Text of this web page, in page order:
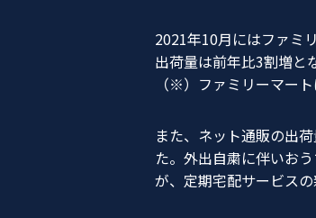
2021年10月にはファミ
出荷量は前年比3割増と
（※）ファミリーマー
また、ネット通販の出
た。外出自粛に伴いお
が、定期宅配サービス